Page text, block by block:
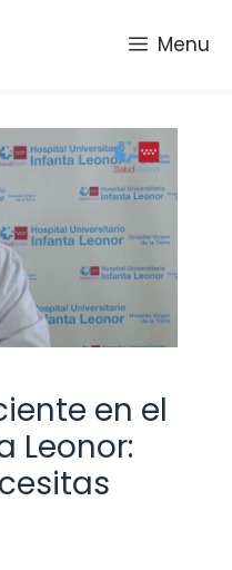
Menu
en el
Leonor: